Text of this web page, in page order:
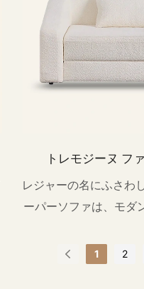
トレモジーヌ フ
ー
レジャーの名にふさわ
ーパーソファは、モダ
1 2